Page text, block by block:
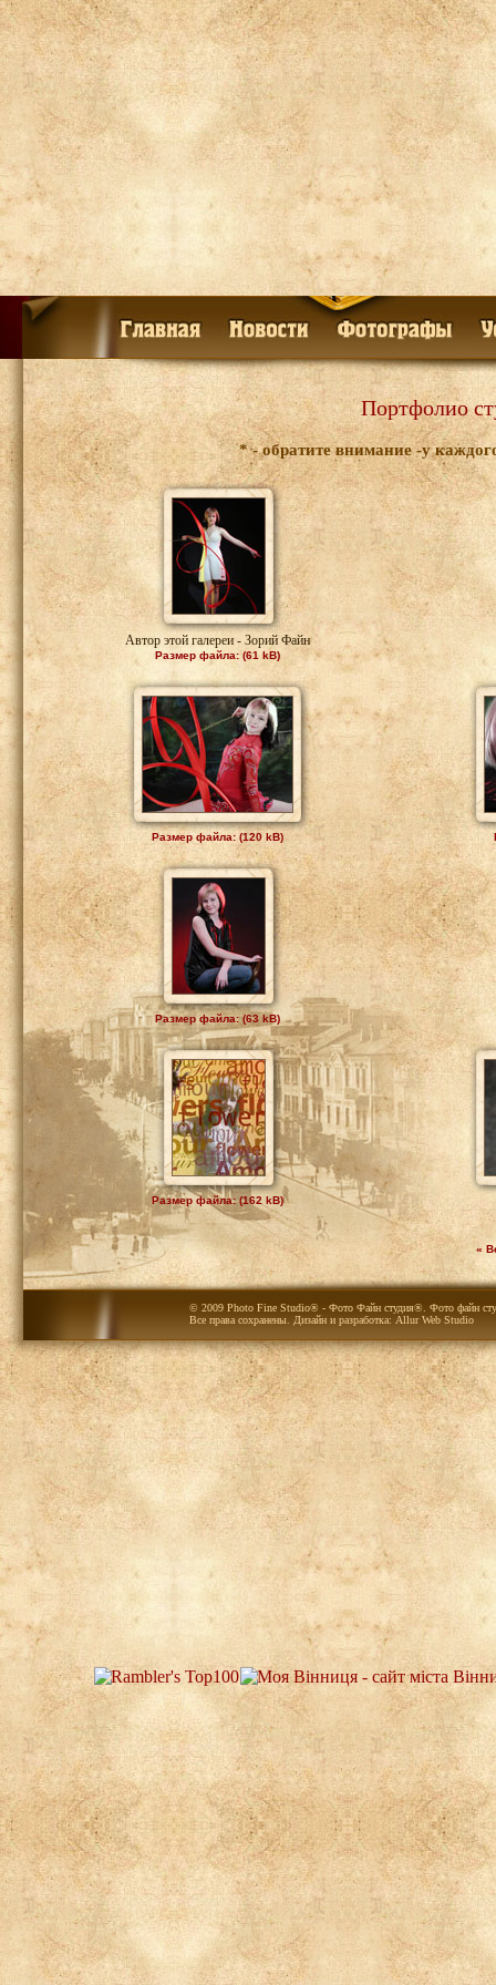
Портфолио
* - обратите внимание -у
Автор этой галереи - Зорий Файн
Размер файла: (61 kB)
Размер файла: (120 kB)
Размер файла: (63 kB)
Размер файла: (162 kB)
«
© 2009 Photo Fine Studio® - Фото Файн студия®. Фото файн
Все права сохранены. Дизайн и разработка: Allur Web Studio